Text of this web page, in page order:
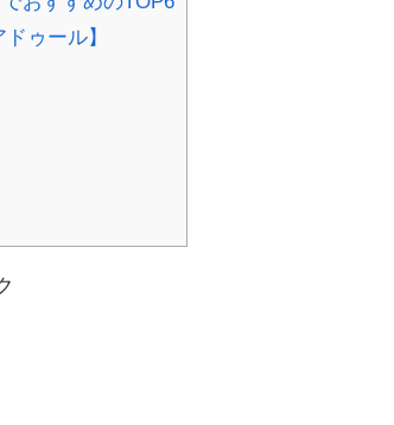
ゥール】